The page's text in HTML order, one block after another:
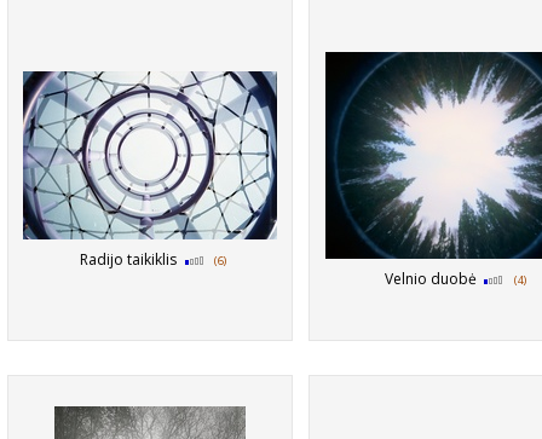
Radijo taikiklis (6)
Velnio duobė (4)